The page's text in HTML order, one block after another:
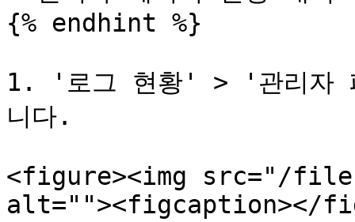
{% endhint %}
1. '로그 현황' > '관리자
니다.
<figure><img src="/files/
alt=""><figcaption></